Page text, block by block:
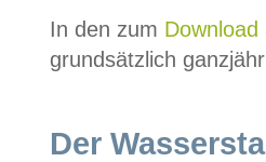
In den zum Download
grundsätzlich
Der